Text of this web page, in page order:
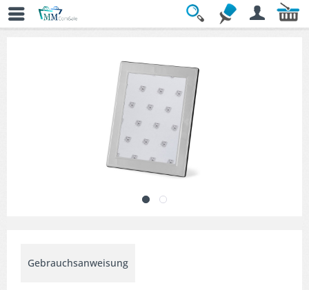
Übersicht
Gebrauchsanweisung